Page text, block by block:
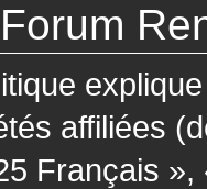
affiliées
Français